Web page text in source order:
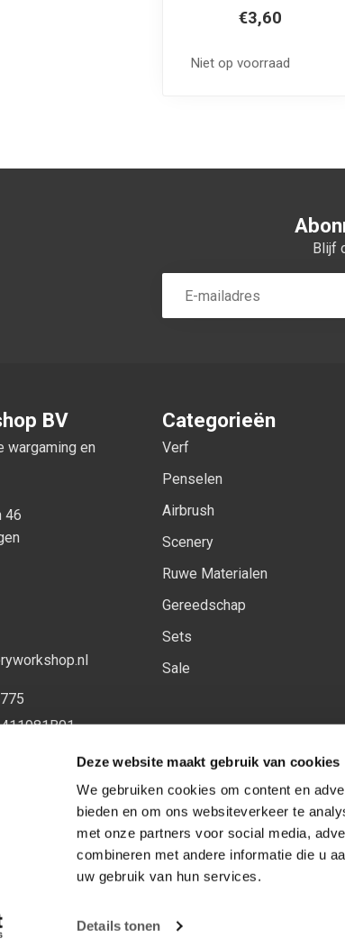
Deze website maakt gebruik van cookies
We gebruiken cookies om content en
bieden en om ons websiteverkeer te
met onze partners voor social media,
combineren met andere informatie die u
uw gebruik van hun services.
Details tonen
€3,60
Niet op voorraad
Blijf
BV
wargaming en
46
Categorieën
Verf
Penselen
Airbrush
Scenery
Ruwe Materialen
Gereedschap
Sets
Sale